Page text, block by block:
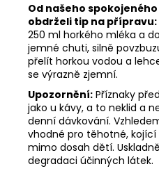
Od našeho
obdrželi tip na přípravu:
250 ml horkého mléka a
jemné chuti, silně
přelít horkou vodou a
se výrazně zjemní.
Upozornění: Příznaky
jako u kávy, a to neklid a
denní dávkování.
vhodné pro těhotné,
mimo dosah dětí.
degradaci účinných látek.